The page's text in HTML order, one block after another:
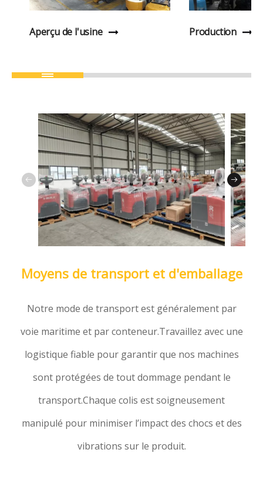
Aperçu de l'usine Production
Moyens de transport et d'emballage
Notre mode de transport est généralement par
voie maritime et par conteneur.Travaillez avec une
logistique fiable pour garantir que nos machines
sont protégées de tout dommage pendant le
transport.Chaque colis est soigneusement
manipulé pour minimiser l’impact des chocs et des
vibrations sur le produit.